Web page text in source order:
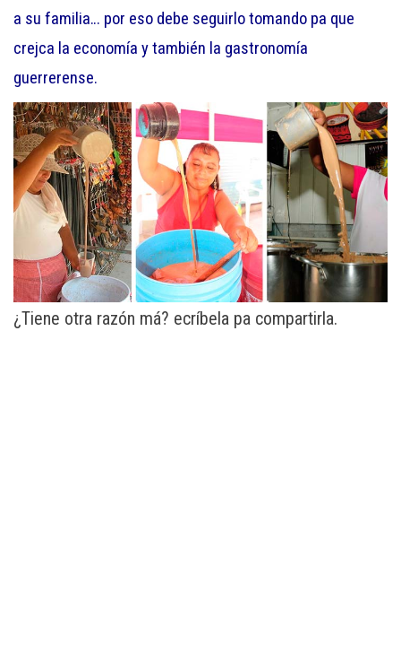
a su familia… por eso debe seguirlo tomando pa que
crejca la economía y también la gastronomía
guerrerense.
¿Tiene otra razón má? ecríbela pa compartirla.